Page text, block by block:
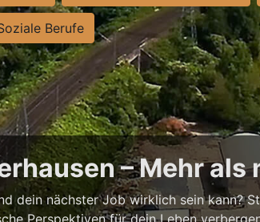
Berufe
– Mehr als
dein nächster Job wirklich sein kann?